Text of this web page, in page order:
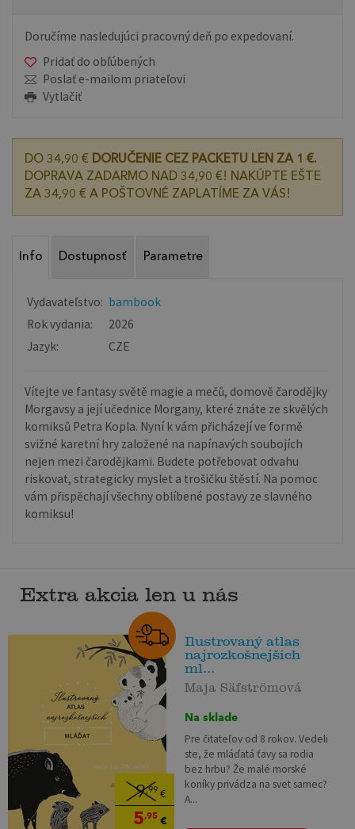
Doručíme nasledujúci pracovný deň po expedovaní.
Pridať do obľúbených
Poslať e-mailom priateľovi
Vytlačiť
DO 34,90 € DORUČENIE CEZ PACKETU LEN ZA 1 €.
DOPRAVA ZADARMO NAD 34,90 €! NAKÚPTE EŠTE
ZA 34,90 € A POŠTOVNÉ ZAPLATÍME ZA VÁS!
Info Dostupnosť Parametre
Vydavateľstvo: bambook
Rok vydania:
2026
Jazyk:
CZE
Vítejte ve fantasy světě magie a mečů, domově čarodějky
Morgavsy a její učednice Morgany, které znáte ze skvělých
komiksů Petra Kopla. Nyní k vám přicházejí ve formě
svižné karetní hry založené na napínavých soubojích
nejen mezi čarodějkami. Budete potřebovat odvahu
riskovat, strategicky myslet a trošičku štěstí. Na pomoc
vám přispěchají všechny oblíbené postavy ze slavného
komiksu!
Extra akcia len u nás
9,99 €
5,95€
Ilustrovaný atlas
najrozkošnejších
ml...
Maja Säfströmová
Na sklade
Pre čitateľov od 8 rokov. Vedeli
ste, že mláďatá ťavy sa rodia
bez hrbu? Že malé morské
koníky privádza na svet samec?
A...